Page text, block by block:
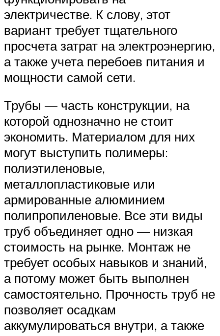
электричестве. К слову, этот
вариант требует тщательного
просчета затрат на электроэнергию,
а также учета перебоев питания и
мощности самой сети.
Трубы — часть конструкции, на
которой однозначно не стоит
экономить. Материалом для них
могут выступить полимеры:
полиэтиленовые,
металлопластиковые или
армированные алюминием
полипропиленовые. Все эти виды
труб объединяет одно — низкая
стоимость на рынке. Монтаж не
требует особых навыков и знаний,
а потому может быть выполнен
самостоятельно. Прочность труб не
позволяет осадкам
аккумулироваться внутри, а также